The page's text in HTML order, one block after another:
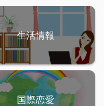
生活情報
国際恋愛